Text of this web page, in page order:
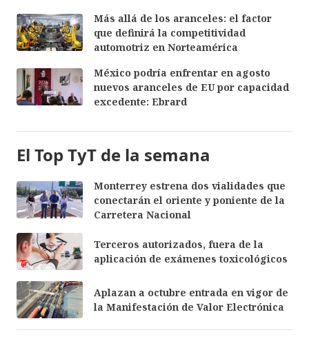
Más allá de los aranceles: el factor
que definirá la competitividad
automotriz en Norteamérica
México podría enfrentar en agosto
nuevos aranceles de EU por capacidad
excedente: Ebrard
El Top TyT de la semana
Monterrey estrena dos vialidades que
conectarán el oriente y poniente de la
Carretera Nacional
Terceros autorizados, fuera de la
aplicación de exámenes toxicológicos
Aplazan a octubre entrada en vigor de
la Manifestación de Valor Electrónica